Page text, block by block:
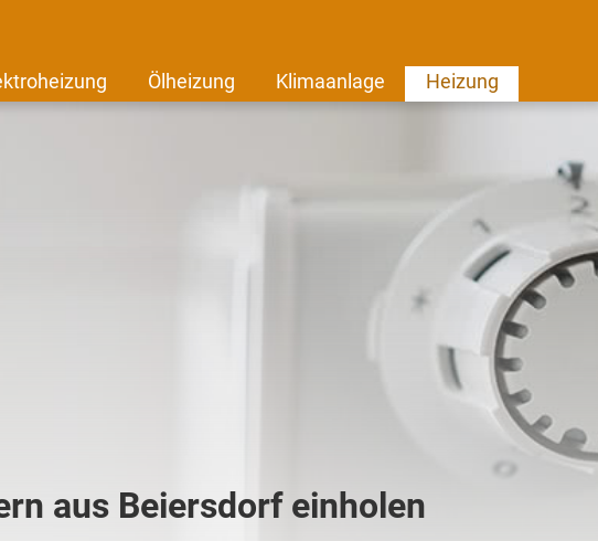
Ölheizung Klimaanlage Heizung
aus Beiersdorf einholen